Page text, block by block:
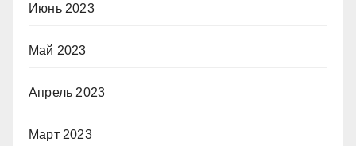
Июнь 2023
Май 2023
Апрель 2023
Март 2023